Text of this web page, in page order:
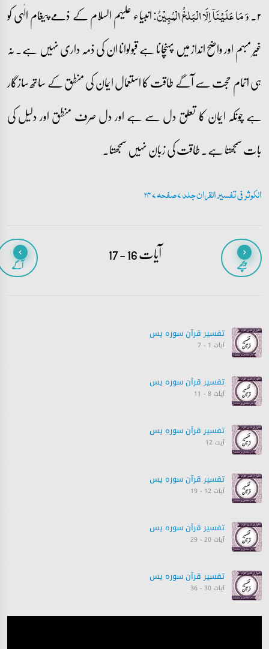
۲۔ وَ مَا عَلَیۡنَاۤ اِلَّا الۡبَلٰغُ الۡمُبِیۡنُ:انبیاء علیہم السلام کے ذمے پیغام الٰہی کو
غیر مبہم اور واضح انداز میں پہنچانا ہے قبولوانا ان کی ذمہ داری نہیں ہے۔ نہ
ہی اتمام حجت سے آگے طاقت کا استعمال ایمان کی منطق کے ساتھ سازگار
ہے چونکہ ایمان کا تعلق دل سے ہے اور دل صرف منطق اور دلیل کی
بات سمجھتا ہے۔ طاقت کی زبان نہیں سمجھتا۔
الکوثر فی تفسیر القران جلد 7 صفحہ 247
پیچھے آیات 16 - 17 آگے
تفسیر قرآن سورہ ‎يس‎
آیات 1 - 7
تفسیر قرآن سورہ ‎يس‎
آیات 8 - 11
تفسیر قرآن سورہ ‎يس‎
آیت 12
تفسیر قرآن سورہ ‎يس‎
آیات 12 - 19
تفسیر قرآن سورہ ‎يس‎
آیات 20 - 29
تفسیر قرآن سورہ ‎يس‎
آیات 30 - 36